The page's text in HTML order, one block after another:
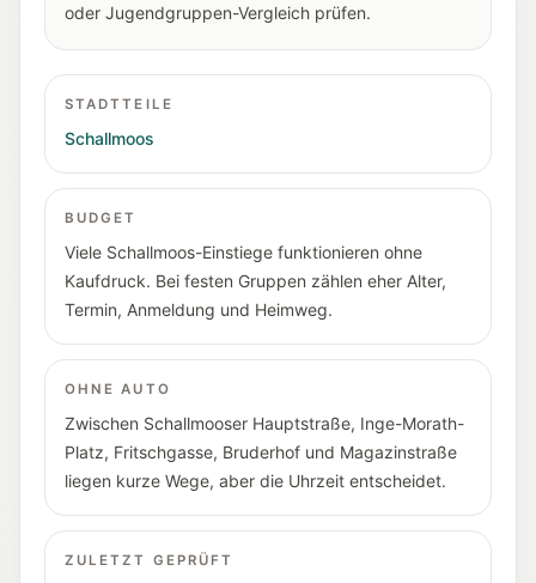
oder Jugendgruppen-Vergleich prüfen.
STADTTEILE
Schallmoos
BUDGET
Viele Schallmoos-Einstiege funktionieren ohne
Kaufdruck. Bei festen Gruppen zählen eher Alter,
Termin, Anmeldung und Heimweg.
OHNE AUTO
Zwischen Schallmooser Hauptstraße, Inge-Morath-
Platz, Fritschgasse, Bruderhof und Magazinstraße
liegen kurze Wege, aber die Uhrzeit entscheidet.
ZULETZT GEPRÜFT